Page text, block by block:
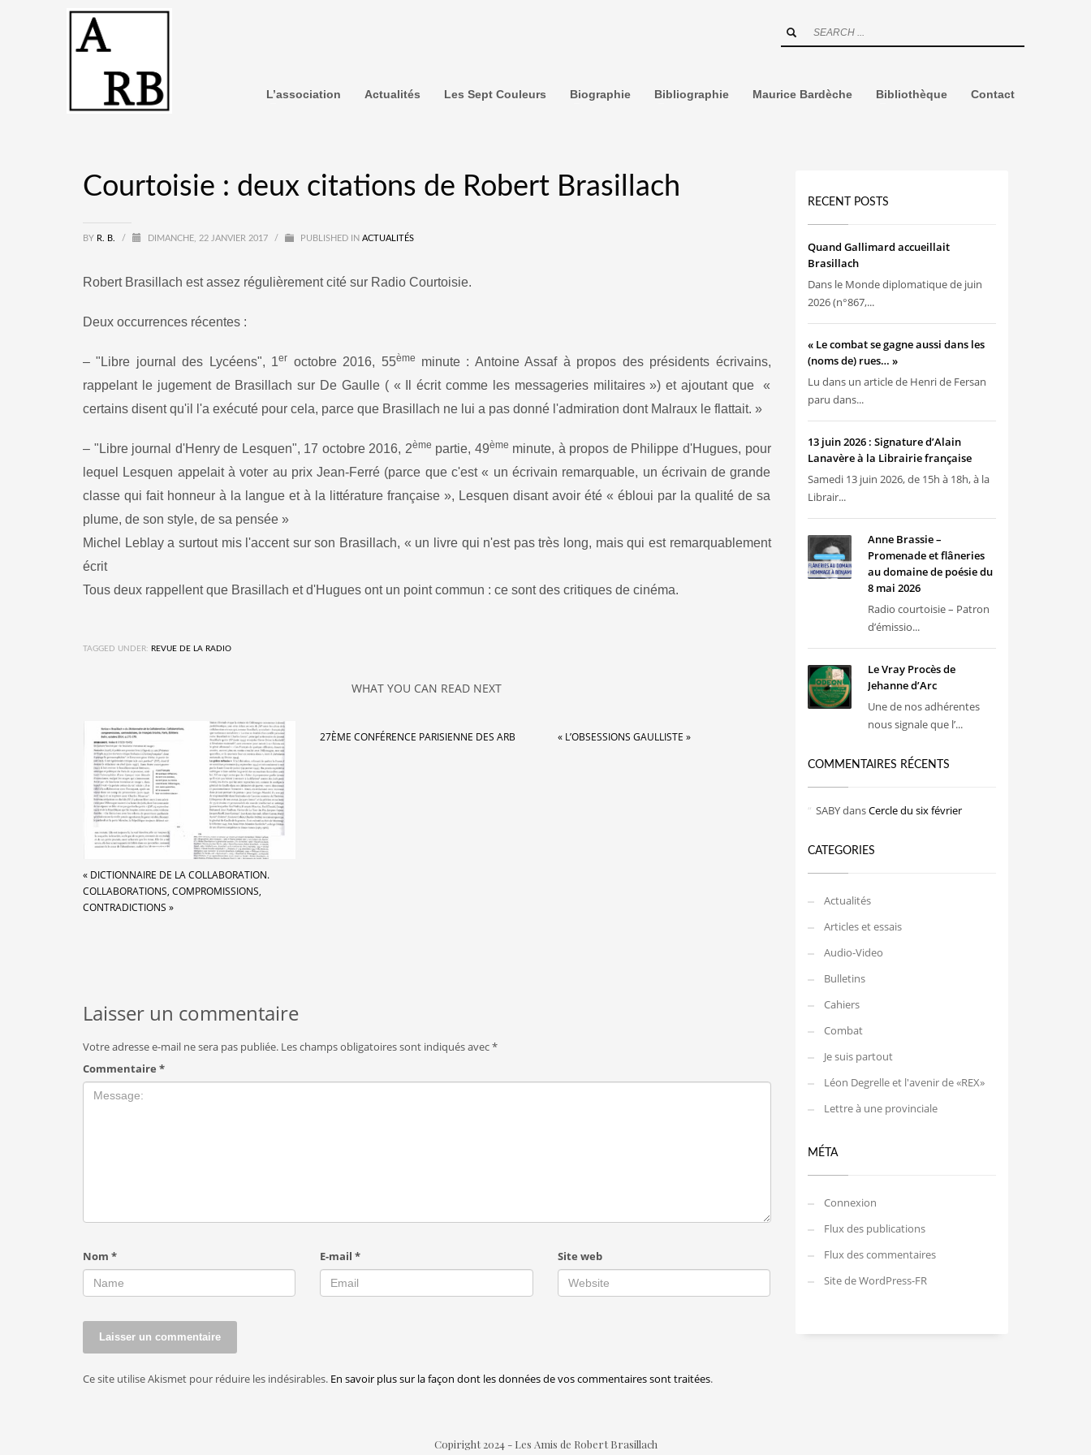
L’association Actualités Les Sept Couleurs Biographie Bibliographie Maurice Bardèche Bibliothèque Contact
Courtoisie : deux citations de Robert Brasillach
BY R. B. / DIMANCHE, 22 JANVIER 2017 / PUBLISHED IN ACTUALITÉS
Robert Brasillach est assez régulièrement cité sur Radio Courtoisie.
Deux occurrences récentes :
– "Libre journal des Lycéens", 1er octobre 2016, 55ème
minute : Antoine Assaf à propos des présidents écrivains,
rappelant le jugement de Brasillach sur De Gaulle ( « Il écrit comme les messageries militaires ») et ajoutant que «
certains disent qu'il l'a exécuté pour cela, parce que Brasillach ne lui a pas donné l'admiration dont Malraux le flattait. »
– "Libre journal d'Henry de Lesquen", 17 octobre 2016, 2ème partie, 49ème minute, à propos de Philippe d'Hugues, pour
lequel Lesquen appelait à voter au prix Jean-Ferré (parce que c'est « un écrivain remarquable, un écrivain de grande
classe qui fait honneur à la langue et à la littérature française », Lesquen disant avoir été « ébloui par la qualité de sa
plume, de son style, de sa pensée »
Michel Leblay a surtout mis l'accent sur son Brasillach, « un livre qui n'est pas très long, mais qui est remarquablement
écrit
Tous deux rappellent que Brasillach et d'Hugues ont un point commun : ce sont des critiques de cinéma.
TAGGED UNDER: REVUE DE LA RADIO
WHAT YOU CAN READ NEXT
« DICTIONNAIRE DE LA COLLABORATION.
COLLABORATIONS, COMPROMISSIONS,
CONTRADICTIONS »
27ÈME CONFÉRENCE PARISIENNE DES ARB « L’OBSESSIONS GAULLISTE »
Laisser un commentaire
Votre adresse e-mail ne sera pas publiée. Les champs obligatoires sont indiqués avec*
Commentaire *
Nom * E-mail* Site web
Ce site utilise Akismet pour réduire les indésirables. En savoir plus sur la façon dont les données de vos commentaires sont traitées.
RECENT POSTS
Quand Gallimard accueillait
Brasillach
Dans le Monde diplomatique de juin
2026 (n°867,...
« Le combat se gagne aussi dans les
(noms de) rues… »
Lu dans un article de Henri de Fersan
paru dans...
13 juin 2026 : Signature d’Alain
Lanavère à la Librairie française
Samedi 13 juin 2026, de 15h à 18h, à la
Librair...
Anne Brassie –
Promenade et flâneries
au domaine de poésie du
8 mai 2026
Radio courtoisie – Patron
d’émissio...
Le Vray Procès de
Jehanne d’Arc
Une de nos adhérentes
nous signale que l’...
COMMENTAIRES RÉCENTS
SABYdansCercle du six février
CATEGORIES
Actualités
Articles et essais
Audio-Video
Bulletins
Cahiers
Combat
Je suis partout
Léon Degrelle et l'avenir de «REX»
Lettre à une provinciale
MÉTA
Connexion
Flux des publications
Flux des commentaires
Site de WordPress-FR
Copiright 2024 - Les Amis de Robert Brasillach